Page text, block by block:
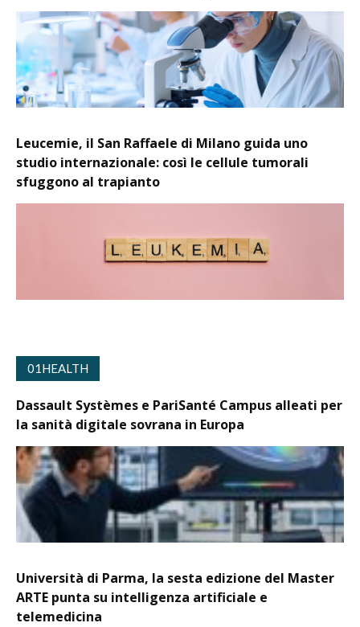
Leucemie, il San Raffaele di Milano guida uno
studio internazionale: così le cellule tumorali
sfuggono al trapianto
01HEALTH
Dassault Systèmes e PariSanté Campus alleati per
la sanità digitale sovrana in Europa
Università di Parma, la sesta edizione del Master
ARTE punta su intelligenza artificiale e
telemedicina